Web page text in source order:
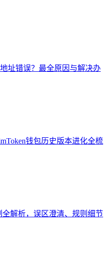
址错误？最全原因与解决办
钱包历史版本进化全梳
全解析，误区澄清、规则细节